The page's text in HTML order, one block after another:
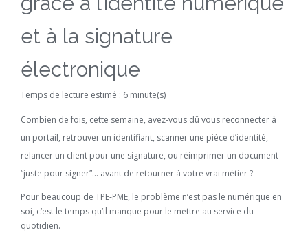
et à la signature
électronique
Temps de lecture estimé : 6 minute(s)
Combien de fois, cette semaine, avez-vous dû vous reconnecter à
un portail, retrouver un identifiant, scanner une pièce d’identité,
relancer un client pour une signature, ou réimprimer un document
“juste pour signer”… avant de retourner à votre vrai métier ?
Pour beaucoup de TPE-PME, le problème n’est pas le numérique en
soi, c’est le temps qu’il manque pour le mettre au service du
quotidien.